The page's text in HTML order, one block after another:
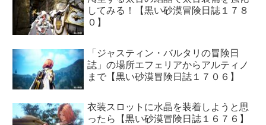
してみる！【黒い砂漠冒険日誌１７８
０】
「ジャスティン・バルタリの冒険日
誌」の場所エフェリアからアルティノ
まで【黒い砂漠冒険日誌１７０６】
衣装スロットに水晶を装着しようと思
ったら【黒い砂漠冒険日誌１６７６】